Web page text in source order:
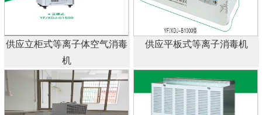
供应立柜式等离子体空气消毒
机
供应平板式等离子消毒机